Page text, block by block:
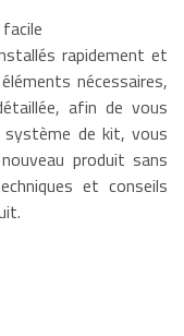
rapidement et
nécessaires,
afin de vous
système de kit, vous
produit sans
et conseils